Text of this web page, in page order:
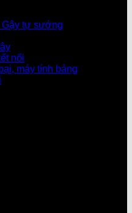
Gậy tự sướng
nối
máy tính bảng